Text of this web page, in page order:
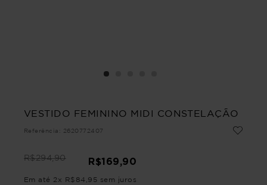
VESTIDO FEMININO MIDI CONSTELAÇÃO
Referência : 2620772407
R$294,90 R$169,90
Em até 2 x R$ 84 95 sem juros